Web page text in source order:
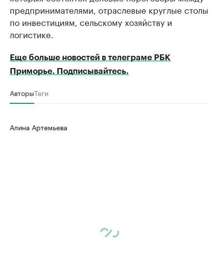
предпринимателями, отраслевые круглые столы
по инвестициям, сельскому хозяйству и
логистике.
Еще больше новостей в телеграме РБК
Приморье. Подписывайтесь.
АвторыТеги
Алина Артемьева